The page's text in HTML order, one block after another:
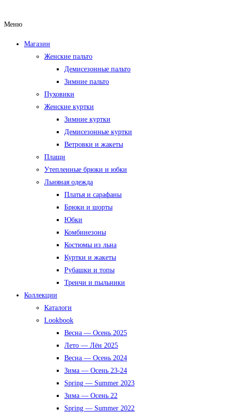
Меню
Магазин
Женские пальто
Демисезонные пальто
Зимние пальто
Пуховики
Женские куртки
Зимние куртки
Демисезонные куртки
Ветровки и жакеты
Плащи
Утепленные брюки и юбки
Льняная одежда
Платья и сарафаны
Брюки и шорты
Юбки
Комбинезоны
Костюмы из льна
Куртки и жакеты
Рубашки и топы
Тренчи и пыльники
Коллекции
Каталоги
Lookbook
Весна — Осень 2025
Лето — Лён 2025
Весна — Осень 2024
Зима — Осень 23-24
Spring — Summer 2023
Зима — Осень 22
Spring — Summer 2022